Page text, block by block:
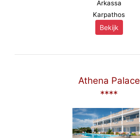
Arkassa
Karpathos
Bekijk
Athena Palace
****